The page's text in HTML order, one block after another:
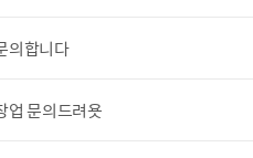
의합니다
업 문의드려욧